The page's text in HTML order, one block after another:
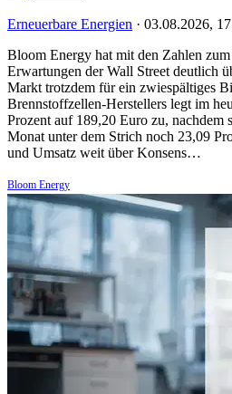
Erneuerbare Energien · 03.08.2026,
Bloom Energy hat mit den Zahlen
Erwartungen der Wall Street deutlich
Markt trotzdem für ein zwiespältiges
Brennstoffzellen-Herstellers legt im
Prozent auf 189,20 Euro zu, nachdem
Monat unter dem Strich noch 23,09
und Umsatz weit über Konsens…
Bloom Energy